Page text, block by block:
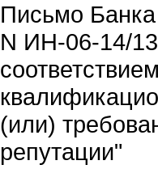
Письмо
N ИН-06-14/
(или)
репутации"